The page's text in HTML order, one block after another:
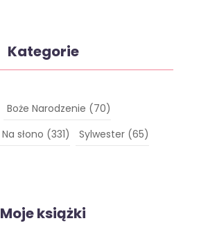
Kategorie
Boże Narodzenie (70)
Na słono (331) Sylwester(65)
Moje książki